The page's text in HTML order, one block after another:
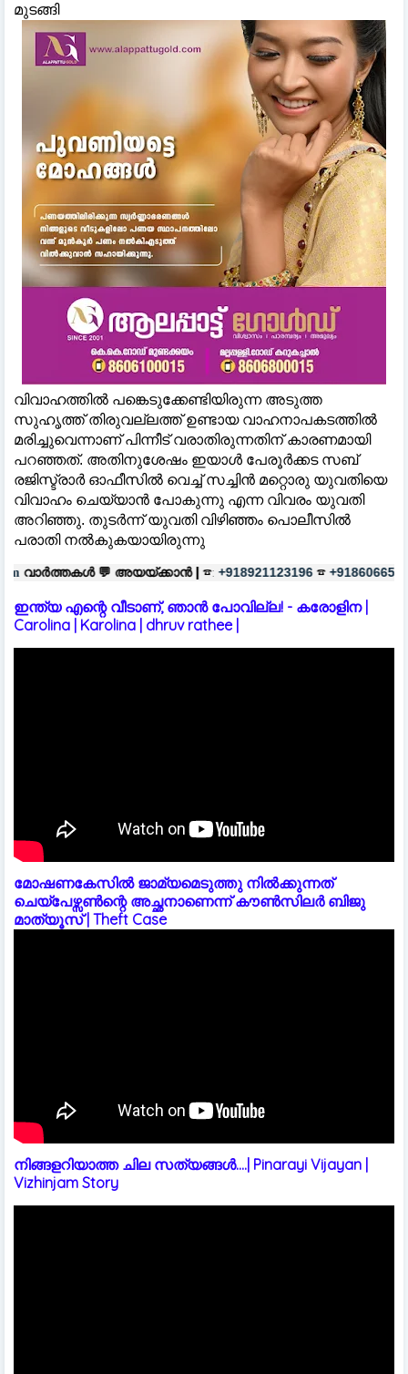
മുടങ്ങി
വിവാഹത്തിൽ പങ്കെടുക്കേണ്ടിയിരുന്ന അടുത്ത
സുഹൃത്ത് തിരുവല്ലത്ത് ഉണ്ടായ വാഹനാപകടത്തിൽ
മരിച്ചുവെന്നാണ് പിന്നീട് വരാതിരുന്നതിന് കാരണമായി
പറഞ്ഞത്. അതിനുശേഷം ഇയാൾ പേരൂർക്കട സബ്
രജിസ്ട്രാർ ഓഫീസിൽ വെച്ച് സച്ചിൻ മറ്റൊരു യുവതിയെ
വിവാഹം ചെയ്യാൻ പോകുന്നു എന്ന വിവരം യുവതി
അറിഞ്ഞു. തുടർന്ന് യുവതി വിഴിഞ്ഞം പൊലീസിൽ
പരാതി നൽകുകയായിരുന്നു
അയയ്ക്കാൻ | ☎: +918921123196 ☎ +918606657037
ഇന്ത്യ എന്റെ വീടാണ്, ഞാൻ പോവില്ല! - കരോളിന |
Carolina | Karolina | dhruv rathee |
മോഷണകേസിൽ ജാമ്യമെടുത്തു നിൽക്കുന്നത്
ചെയ്പേഴ്സൺന്റെ അച്ഛനാണെന്ന് കൗൺസിലർ ബിജു
മാത്യൂസ് | Theft Case
നിങ്ങളറിയാത്ത ചില സത്യങ്ങൾ....| Pinarayi Vijayan |
Vizhinjam Story